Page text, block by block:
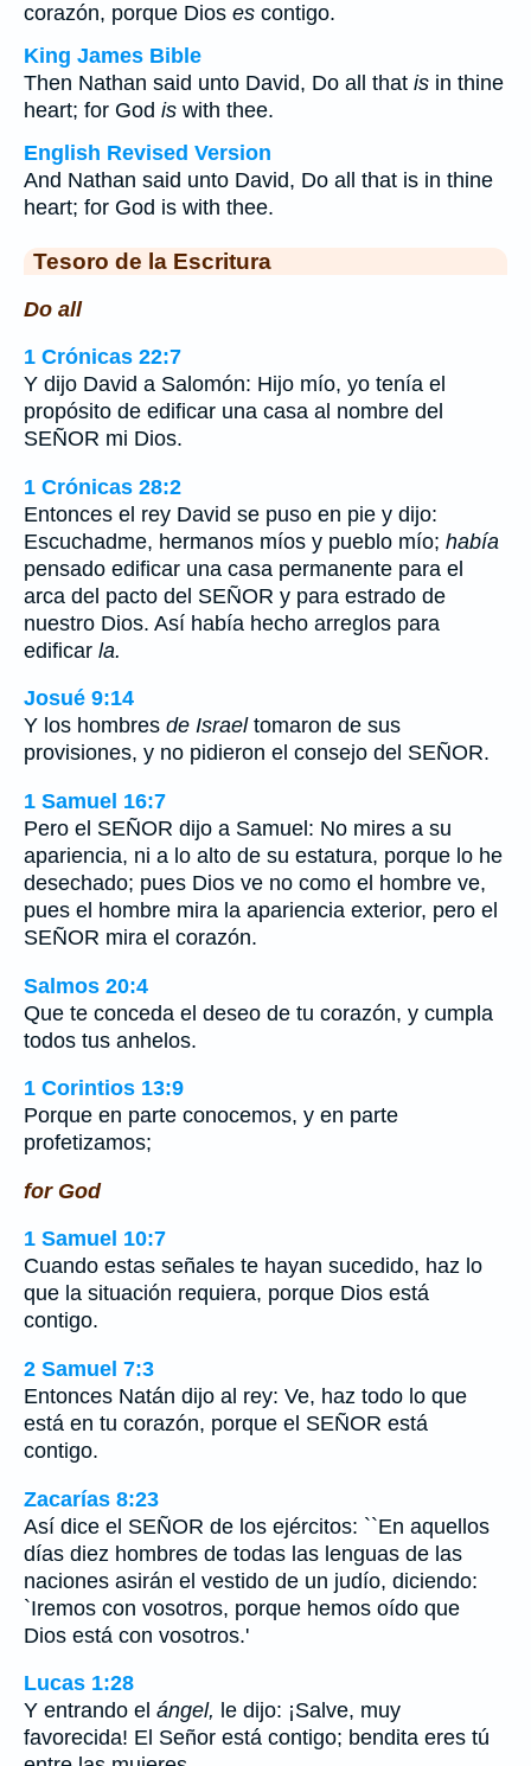
corazón, porque Dios es contigo.
King James Bible
Then Nathan said unto David, Do all that is in thine
heart; for God is with thee.
English Revised Version
And Nathan said unto David, Do all that is in thine
heart; for God is with thee.
Tesoro de la Escritura
Do all
1 Crónicas 22:7
Y dijo David a Salomón: Hijo mío, yo tenía el
propósito de edificar una casa al nombre del
SEÑOR mi Dios.
1 Crónicas 28:2
Entonces el rey David se puso en pie y dijo:
Escuchadme, hermanos míos y pueblo mío; había
pensado edificar una casa permanente para el
arca del pacto del SEÑOR y para estrado de
nuestro Dios. Así había hecho arreglos para
edificar la.
Josué 9:14
Y los hombres de Israeltomaron de sus
provisiones, y no pidieron el consejo del SEÑOR.
1 Samuel 16:7
Pero el SEÑOR dijo a Samuel: No mires a su
apariencia, ni a lo alto de su estatura, porque lo he
desechado; pues Dios ve no como el hombre ve,
pues el hombre mira la apariencia exterior, pero el
SEÑOR mira el corazón.
Salmos 20:4
Que te conceda el deseo de tu corazón, y cumpla
todos tus anhelos.
1 Corintios 13:9
Porque en parte conocemos, y en parte
profetizamos;
for God
1 Samuel 10:7
Cuando estas señales te hayan sucedido, haz lo
que la situación requiera, porque Dios está
contigo.
2 Samuel 7:3
Entonces Natán dijo al rey: Ve, haz todo lo que
está en tu corazón, porque el SEÑOR está
contigo.
Zacarías 8:23
Así dice el SEÑOR de los ejércitos: ``En aquellos
días diez hombres de todas las lenguas de las
naciones asirán el vestido de un judío, diciendo:
`Iremos con vosotros, porque hemos oído que
Dios está con vosotros.'
Lucas 1:28
Y entrando el ángel, le dijo: ¡Salve, muy
favorecida! El Señor está contigo; bendita eres tú